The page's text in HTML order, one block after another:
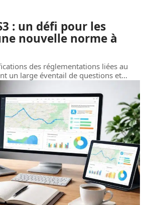
: un défi pour les
nouvelle norme à
des réglementations liées au
un large éventail de questions et…